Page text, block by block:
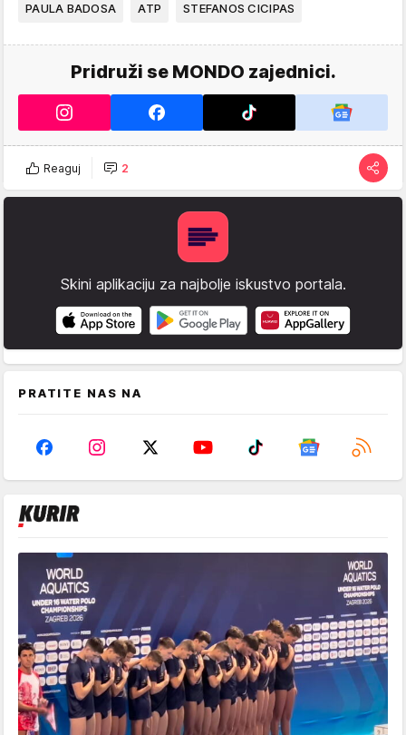
PAULA BADOSA ATP STEFANOS CICIPAS
Pridruži se MONDO zajednici.
Reaguj 2
Skini aplikaciju za najbolje iskustvo portala.
PRATITE NAS NA